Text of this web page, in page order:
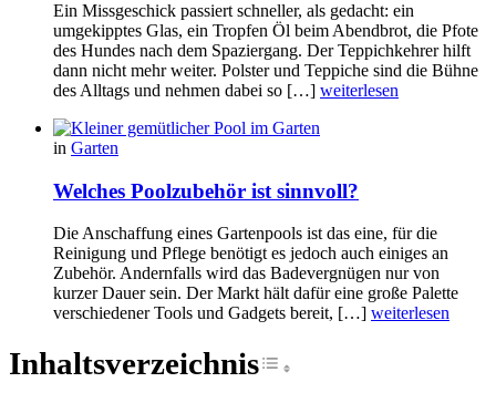
Ein Missgeschick passiert schneller, als gedacht: ein
umgekipptes Glas, ein Tropfen Öl beim Abendbrot, die Pfote
des Hundes nach dem Spaziergang. Der Teppichkehrer hilft
dann nicht mehr weiter. Polster und Teppiche sind die Bühne
des Alltags und nehmen dabei so […] weiterlesen
in Garten
Welches Poolzubehör ist sinnvoll?
Die Anschaffung eines Gartenpools ist das eine, für die
Reinigung und Pflege benötigt es jedoch auch einiges an
Zubehör. Andernfalls wird das Badevergnügen nur von
kurzer Dauer sein. Der Markt hält dafür eine große Palette
verschiedener Tools und Gadgets bereit, […] weiterlesen
InhaltsverzeichnisToggle Table of